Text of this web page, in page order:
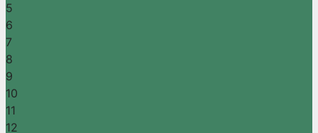
5
6
7
8
9
10
11
12